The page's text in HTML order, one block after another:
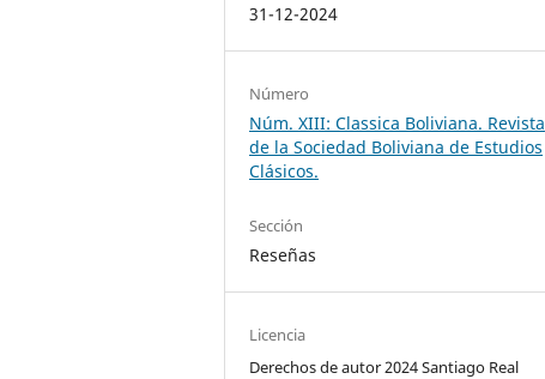
31-12-2024
Número
Núm. XIII: Classica Boliviana. Revista
de la Sociedad Boliviana de Estudios
Clásicos.
Sección
Reseñas
Licencia
Derechos de autor 2024 Santiago Real